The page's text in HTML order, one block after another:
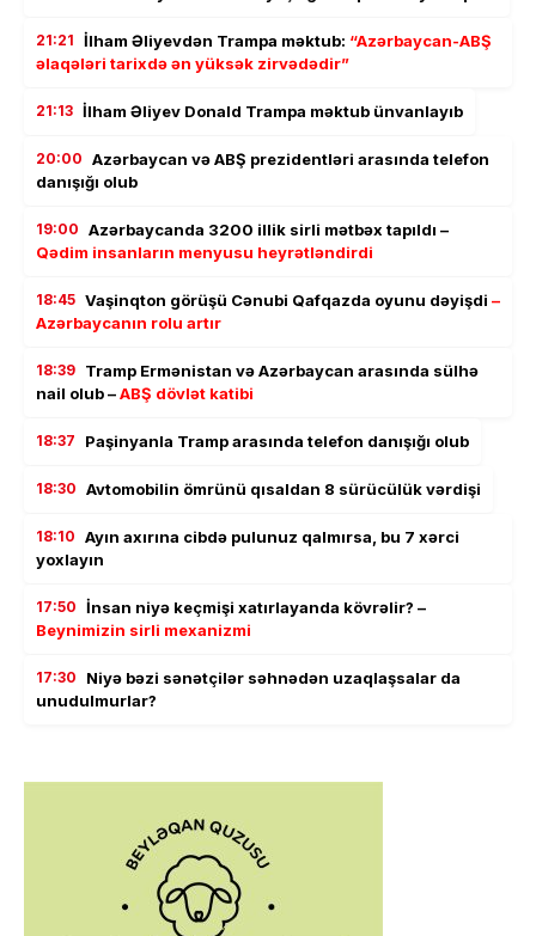
21:21 İlham Əliyevdən Trampa məktub: “Azərbaycan-ABŞ
əlaqələri tarixdə ən yüksək zirvədədir”
21:13 İlham Əliyev Donald Trampa məktub ünvanlayıb
20:00 Azərbaycan və ABŞ prezidentləri arasında telefon
danışığı olub
19:00 Azərbaycanda 3200 illik sirli mətbəx tapıldı –
Qədim insanların menyusu heyrətləndirdi
18:45 Vaşinqton görüşü Cənubi Qafqazda oyunu dəyişdi –
Azərbaycanın rolu artır
18:39 Tramp Ermənistan və Azərbaycan arasında sülhə
nail olub –ABŞ dövlət katibi
18:37 Paşinyanla Tramp arasında telefon danışığı olub
18:30 Avtomobilin ömrünü qısaldan 8 sürücülük vərdişi
18:10 Ayın axırına cibdə pulunuz qalmırsa, bu 7 xərci
yoxlayın
17:50 İnsan niyə keçmişi xatırlayanda kövrəlir? –
Beynimizin sirli mexanizmi
17:30
Niyə bəzi sənətçilər səhnədən uzaqlaşsalar da
unudulmurlar?